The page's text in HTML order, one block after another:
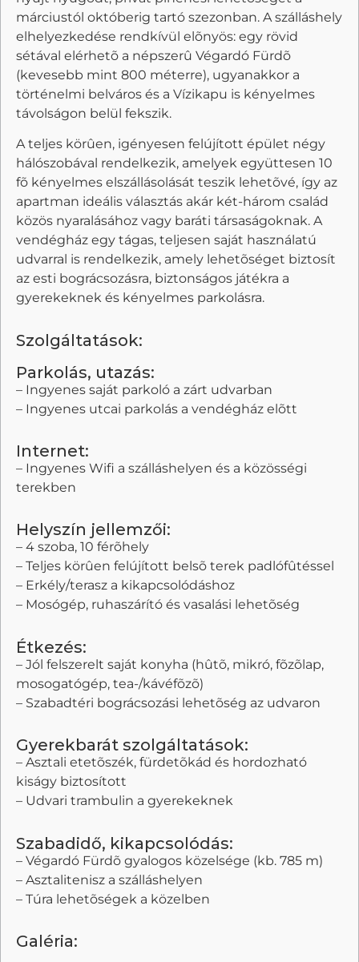
márciustól októberig tartó szezonban. A szálláshely
elhelyezkedése rendkívül elõnyös: egy rövid
sétával elérhetõ a népszerû Végardó Fürdõ
(kevesebb mint 800 méterre), ugyanakkor a
történelmi belváros és a Vízikapu is kényelmes
távolságon belül fekszik.
A teljes körûen, igényesen felújított épület négy
hálószobával rendelkezik, amelyek együttesen 10
fõ kényelmes elszállásolását teszik lehetõvé, így az
apartman ideális választás akár két-három család
közös nyaralásához vagy baráti társaságoknak. A
vendégház egy tágas, teljesen saját használatú
udvarral is rendelkezik, amely lehetõséget biztosít
az esti bográcsozásra, biztonságos játékra a
gyerekeknek és kényelmes parkolásra.
Szolgáltatások:
Parkolás, utazás:
– Ingyenes saját parkoló a zárt udvarban
– Ingyenes utcai parkolás a vendégház elõtt
Internet:
– Ingyenes Wifi a szálláshelyen és a közösségi
terekben
Helyszín jellemzői:
– 4 szoba, 10 férõhely
– Teljes körûen felújított belsõ terek padlófûtéssel
– Erkély/terasz a kikapcsolódáshoz
– Mosógép, ruhaszárító és vasalási lehetõség
Étkezés:
– Jól felszerelt saját konyha (hûtõ, mikró, fõzõlap,
mosogatógép, tea-/kávéfõzõ)
– Szabadtéri bográcsozási lehetõség az udvaron
Gyerekbarát szolgáltatások:
– Asztali etetõszék, fürdetõkád és hordozható
kiságy biztosított
– Udvari trambulin a gyerekeknek
Szabadidő, kikapcsolódás:
– Végardó Fürdõ gyalogos közelsége (kb. 785 m)
– Asztalitenisz a szálláshelyen
– Túra lehetõségek a közelben
Galéria: